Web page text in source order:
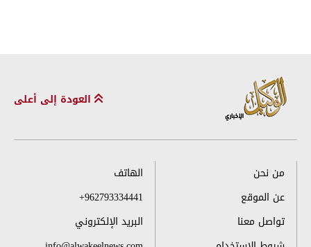
العودة إلى أعلى
من نحن
عن الموقع
تواصل معنا
الهاتف
+962793334441
البريد الإلكتروني